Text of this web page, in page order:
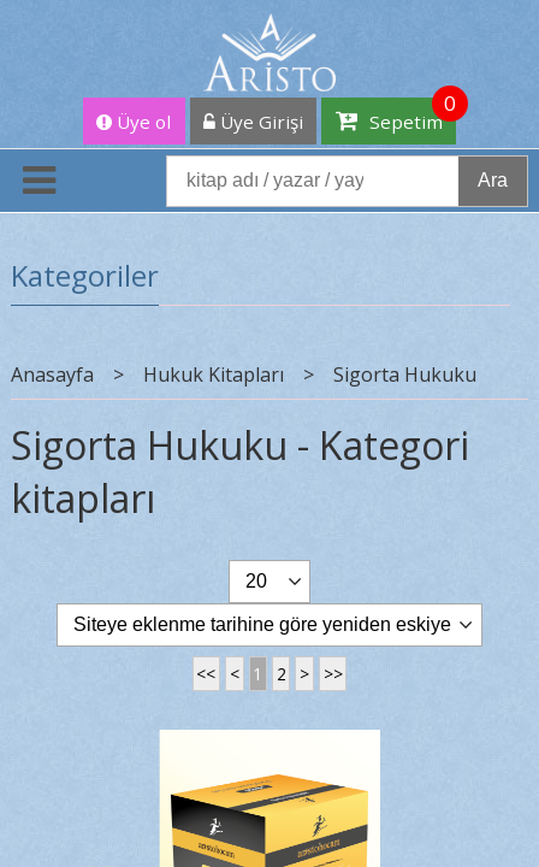
Üye ol Üye Girişi Sepetim
0
Ara
Kategoriler
Anasayfa > Hukuk Kitapları > Sigorta Hukuku
Sigorta Hukuku - Kategori
kitapları
<< < 1 2 > >>